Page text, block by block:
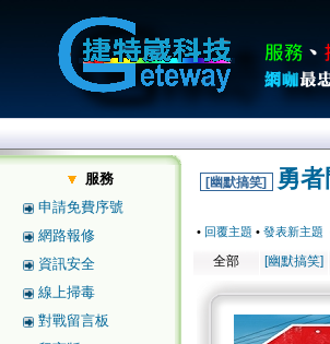
服務
申請免費序號
網路報修
資訊安全
線上掃毒
對戰留言板
[幽默搞笑] 勇
• 回覆主題 • 發表新主題
全部 [幽默搞笑]